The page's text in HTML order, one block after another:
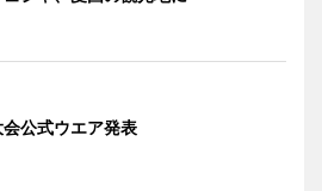
会公式ウエア発表